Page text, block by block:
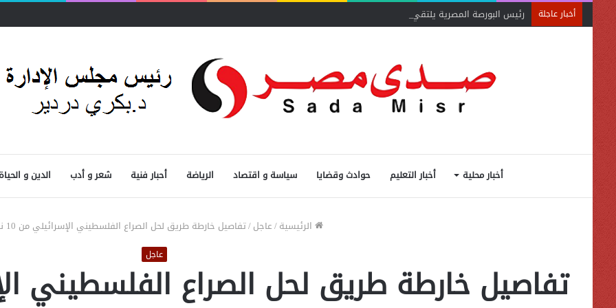
أخبار عاجلة رئيس البورصة المصرية يلتقي رئيس جهاز التمثيل التجاري
أخبار محلية أخبار التعليم حوادث وقضايا سياسة و اقتصاد الرياضة أحبار فنية شعر و أدب الدين و الحياة
الرئيسية/عاجل/تفاصيل خارطة طريق لحل الصراع الفلسطيني الإسرائيلي من 10 نقاط
عاجل
تفاصيل خارطة طريق لحل الصراع الفلسطيني